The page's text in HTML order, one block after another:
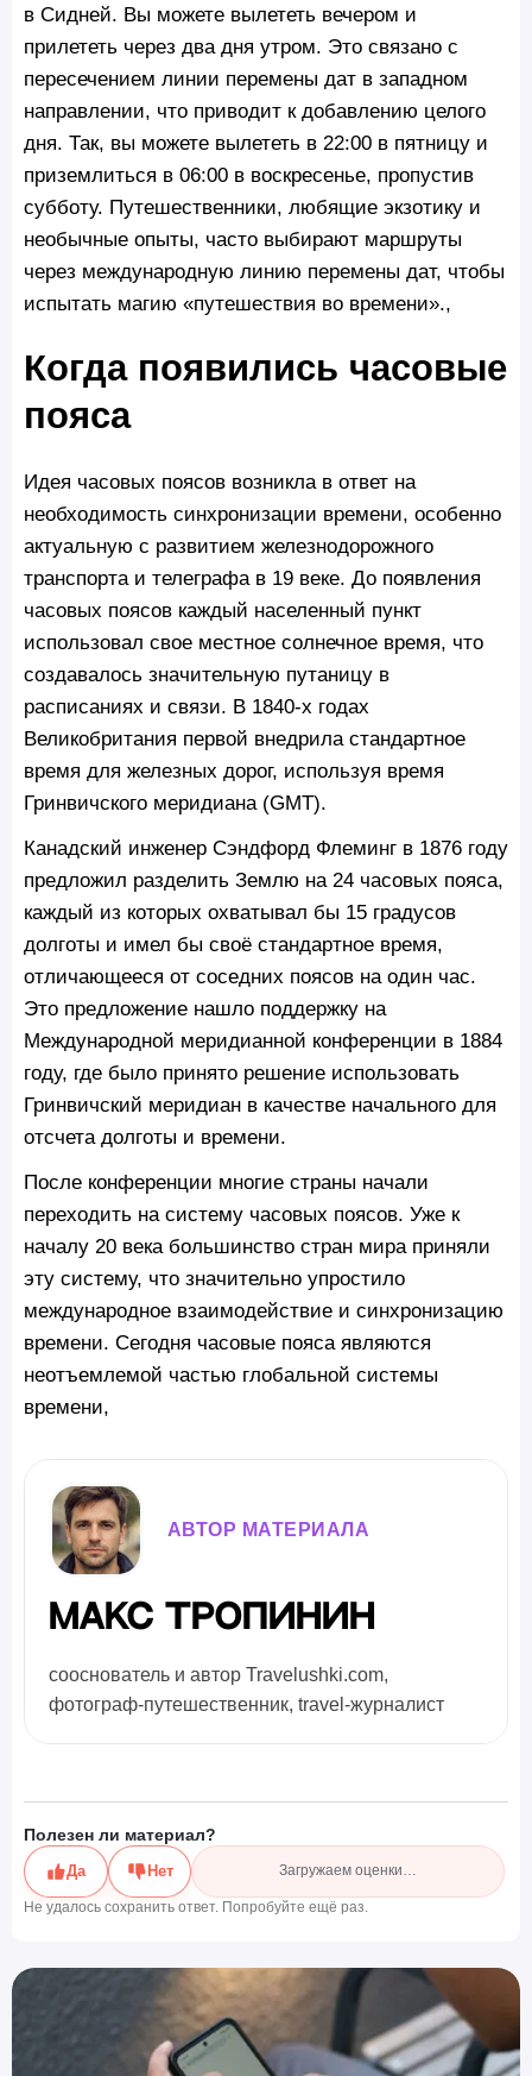
в Сидней. Вы можете вылететь вечером и
прилететь через два дня утром. Это связано с
пересечением линии перемены дат в западном
направлении, что приводит к добавлению целого
дня. Так, вы можете вылететь в 22:00 в пятницу и
приземлиться в 06:00 в воскресенье, пропустив
субботу. Путешественники, любящие экзотику и
необычные опыты, часто выбирают маршруты
через международную линию перемены дат, чтобы
испытать магию «путешествия во времени».,
Когда появились часовые
пояса
Идея часовых поясов возникла в ответ на
необходимость синхронизации времени, особенно
актуальную с развитием железнодорожного
транспорта и телеграфа в 19 веке. До появления
часовых поясов каждый населенный пункт
использовал свое местное солнечное время, что
создавалось значительную путаницу в
расписаниях и связи. В 1840-х годах
Великобритания первой внедрила стандартное
время для железных дорог, используя время
Гринвичского меридиана (GMT).
Канадский инженер Сэндфорд Флеминг в 1876 году
предложил разделить Землю на 24 часовых пояса,
каждый из которых охватывал бы 15 градусов
долготы и имел бы своё стандартное время,
отличающееся от соседних поясов на один час.
Это предложение нашло поддержку на
Международной меридианной конференции в 1884
году, где было принято решение использовать
Гринвичский меридиан в качестве начального для
отсчета долготы и времени.
После конференции многие страны начали
переходить на систему часовых поясов. Уже к
началу 20 века большинство стран мира приняли
эту систему, что значительно упростило
международное взаимодействие и синхронизацию
времени. Сегодня часовые пояса являются
неотъемлемой частью глобальной системы
времени,
АВТОР МАТЕРИАЛА
Макс Тропинин
сооснователь и автор Travelushki.com,
фотограф-путешественник, travel-журналист
Полезен ли материал?
Да Нет Загружаем оценки…
Не удалось сохранить ответ. Попробуйте ещё раз.